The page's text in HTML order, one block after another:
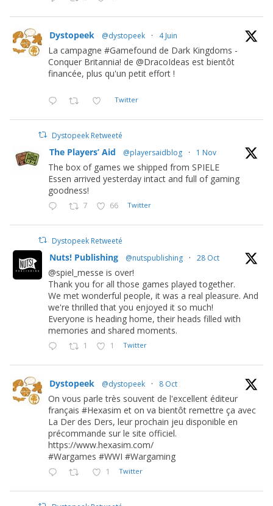
Dystopeek @dystopeek · 4 Juin
La campagne #Gamefound de Dark Kingdoms -
Conquer Britannia! de @DracoIdeas est bientôt
financée, plus qu'un petit effort !
Twitter
Dystopeek Retweeté
The Players’ Aid @playersaidblog · 1 Nov
The box of games we shipped from SPIELE
Essen arrived yesterday intact and full of gaming
goodness!
7 66 Twitter
Dystopeek Retweeté
Nuts! Publishing @nutspublishing · 28 Oct
@spiel_messe is over!
Thank you for all those games played together.
We met wonderful people, it was a real pleasure. And
we're thrilled that you enjoyed it so much!
Everyone is heading home, their heads filled with
memories and shared moments.
1 1 Twitter
Dystopeek @dystopeek · 8 Oct
On vous parle très souvent de l'excellent éditeur
français #Hexasim et on va bientôt remettre ça avec
La Der des Ders, leur prochain jeu disponible en
précommande sur le site officiel.
https://www.hexasim.com/
#Wargames #WWI #Wargaming
1 Twitter